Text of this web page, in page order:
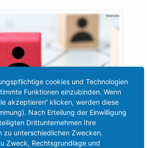
cookies und Technologien
Funktionen einzubinden. Wenn
akzeptieren“ klicken, werden diese
Nach Erteilung der Einwilligung
Drittunternehmen Ihre
zu unterschiedlichen Zwecken.
Zweck, Rechtsgrundlage und